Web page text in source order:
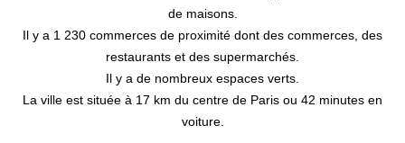
de maisons.
Il y a 1 230 commerces de proximité dont des commerces, des
restaurants et des supermarchés.
Il y a de nombreux espaces verts.
La ville est située à 17 km du centre de Paris ou 42 minutes en
voiture.